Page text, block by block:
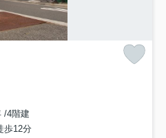
/4階建
歩12分